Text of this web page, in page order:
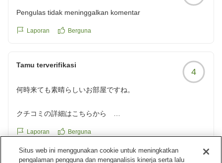
Pengulas tidak meninggalkan komentar
Laporan Berguna
Tamu terverifikasi
4
何時来ても素晴らしいお部屋ですね。
クチコミの詳細はこちらから
reviewId=33123478244729
Laporan Berguna
Tanggapan dari akomodasi
Situs web ini menggunakan cookie untuk meningkatkan
pengalaman pengguna dan menganalisis kinerja serta lalu